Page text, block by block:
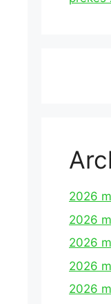
2026
2026
2026
2026
2026